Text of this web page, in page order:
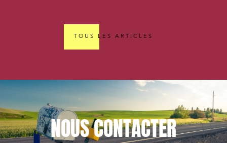
TOUS LES ARTICLES
NOUSCONTACTER